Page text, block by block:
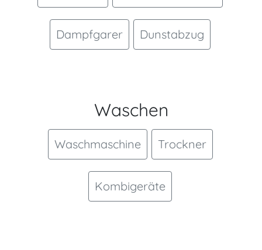
Dampfgarer Dunstabzug
Waschen
Waschmaschine Trockner
Kombigeräte